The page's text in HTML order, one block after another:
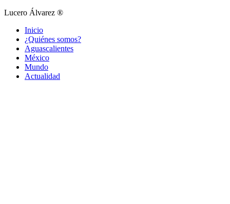
Lucero Álvarez ®
Inicio
¿Quiénes somos?
Aguascalientes
México
Mundo
Actualidad